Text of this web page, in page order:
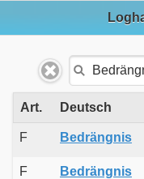
Art. Deutsch
F Bedrängnis
F Bedrängnis